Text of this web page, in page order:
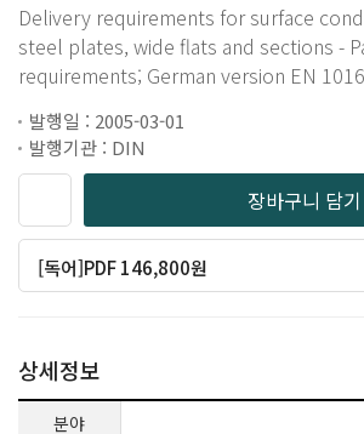
Delivery requirements for surface
steel plates, wide flats and sections -
requirements; German version EN
발행일 : 2005-03-01
발행기관 : DIN
장바구니 담기
[독어]PDF 146,800원
상세정보
분야